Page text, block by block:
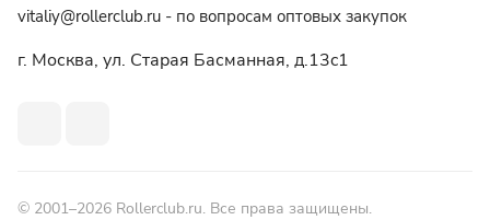
vitaliy@rollerclub.ru - по вопросам оптовых закупок
г. Москва, ул. Старая Басманная, д.13c1
© 2001–2026 Rollerclub.ru. Все права защищены.